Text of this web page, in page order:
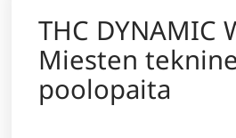
THC DYNAMIC
Miesten
poolopaita